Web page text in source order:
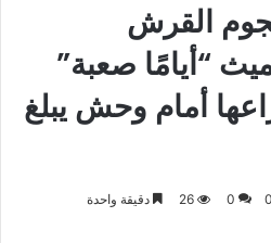
القرش
“أيامًا صعبة”
أمام وحش يبلغ
0
26 دقيقة واحدة